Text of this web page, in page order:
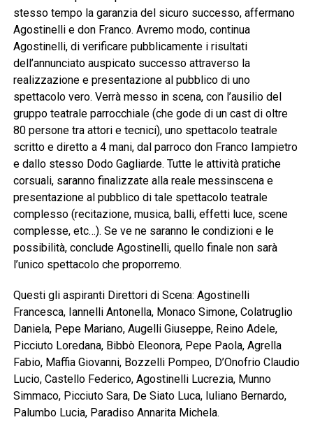
stesso tempo la garanzia del sicuro successo, affermano
Agostinelli e don Franco. Avremo modo, continua
Agostinelli, di verificare pubblicamente i risultati
dell’annunciato auspicato successo attraverso la
realizzazione e presentazione al pubblico di uno
spettacolo vero. Verrà messo in scena, con l’ausilio del
gruppo teatrale parrocchiale (che gode di un cast di oltre
80 persone tra attori e tecnici), uno spettacolo teatrale
scritto e diretto a 4 mani, dal parroco don Franco Iampietro
e dallo stesso Dodo Gagliarde. Tutte le attività pratiche
corsuali, saranno finalizzate alla reale messinscena e
presentazione al pubblico di tale spettacolo teatrale
complesso (recitazione, musica, balli, effetti luce, scene
complesse, etc…). Se ve ne saranno le condizioni e le
possibilità, conclude Agostinelli, quello finale non sarà
l’unico spettacolo che proporremo.
Questi gli aspiranti Direttori di Scena: Agostinelli
Francesca, Iannelli Antonella, Monaco Simone, Colatruglio
Daniela, Pepe Mariano, Augelli Giuseppe, Reino Adele,
Picciuto Loredana, Bibbò Eleonora, Pepe Paola, Agrella
Fabio, Maffia Giovanni, Bozzelli Pompeo, D’Onofrio Claudio
Lucio, Castello Federico, Agostinelli Lucrezia, Munno
Simmaco, Picciuto Sara, De Siato Luca, Iuliano Bernardo,
Palumbo Lucia, Paradiso Annarita Michela.